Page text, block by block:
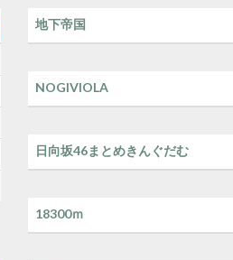
地下帝国
NOGIVIOLA
日向坂46まとめきんぐだむ
18300ｍ